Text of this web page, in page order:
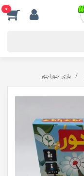
0
بازی جوراجور